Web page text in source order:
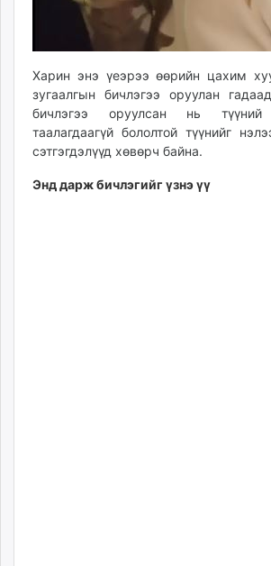
Харин энэ үеэрээ өөрийн цахим
зугаалгын бичлэгээ оруулан
бичлэгээ оруулсан нь
таалагдаагүй бололтой түүнийг
сэтгэгдэлүүд хөвөрч байна.
Энд дарж бичлэгийг үзнэ үү